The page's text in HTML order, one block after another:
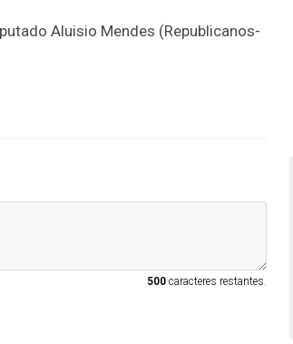
Aluisio Mendes (Republicanos-
500caracteres restantes.